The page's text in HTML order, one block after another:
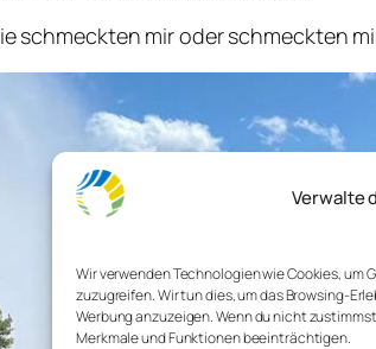
Verwalte
Wir verwenden Technologien wie Cookies,
zuzugreifen. Wir tun dies, um das Browsing-
Werbung anzuzeigen. Wenn du nicht
Merkmale und Funktionen beeinträchtigen.
schmeckten mir oder schmeckten